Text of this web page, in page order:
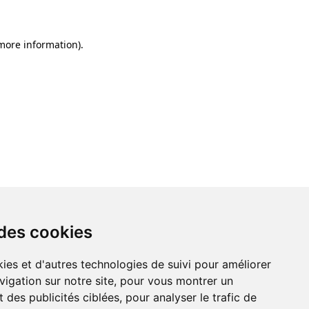
cookies
et d'autres technologies de suivi pour améliorer
sur notre site, pour vous montrer un
des publicités ciblées, pour analyser le trafic de
information).